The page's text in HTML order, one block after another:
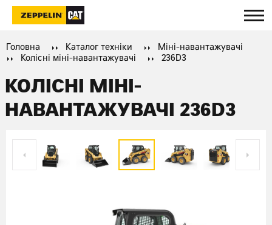
Головна Каталог техніки
Міні-навантажувачі
Колісні міні-навантажувачі
236D3
КОЛІСНІ МІНІ-
НАВАНТАЖУВАЧІ 236D3